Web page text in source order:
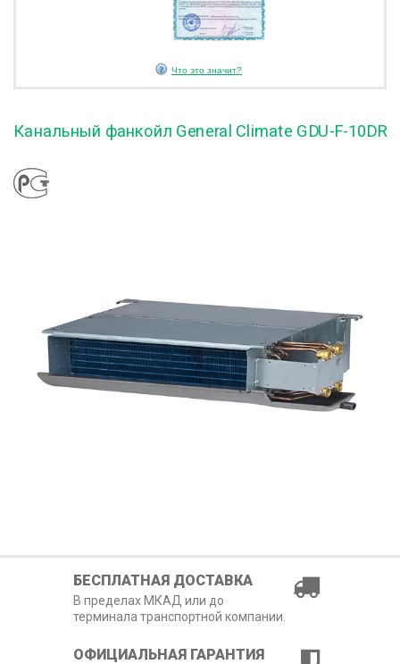
Что это значит?
Канальный фанкойл General Climate GDU-F-10DR
БЕСПЛАТНАЯ ДОСТАВКА
В пределах МКАД или до
терминала транспортной компании.
ОФИЦИАЛЬНАЯ ГАРАНТИЯ